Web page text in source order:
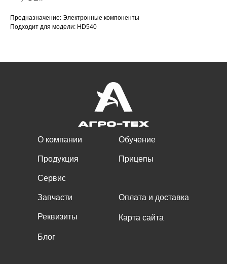
Предназначение: Электронные компоненты
Подходит для модели: HD540
О компании
Продукция
Сервис
Реквизиты
Блог
Запчасти
Обучение
Прицепы
Оплата и доставка
Карта сайта